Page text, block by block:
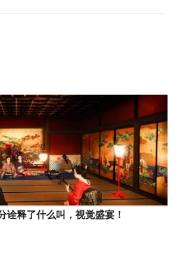
诠释了什么叫，视觉盛宴！